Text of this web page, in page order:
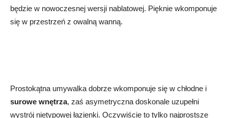
będzie w nowoczesnej wersji nablatowej. Pięknie wkomponuje
się w przestrzeń z owalną wanną.
Prostokątna umywalka dobrze wkomponuje się w chłodne i
surowe wnętrza, zaś asymetryczna doskonale uzupełni
wystrój nietypowej łazienki. Oczywiście to tylko najprostsze